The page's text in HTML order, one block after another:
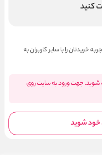
کنید
خریدتان را با سایر کاربران به
شوید. جهت ورود به سایت روی
خود شوید